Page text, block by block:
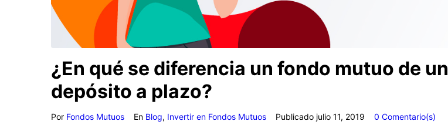
¿En qué se diferencia un fondo mutuo de un
depósito a plazo?
Por Fondos Mutuos En Blog, Invertir en Fondos Mutuos Publicado julio 11, 2019 0 Comentario(s)